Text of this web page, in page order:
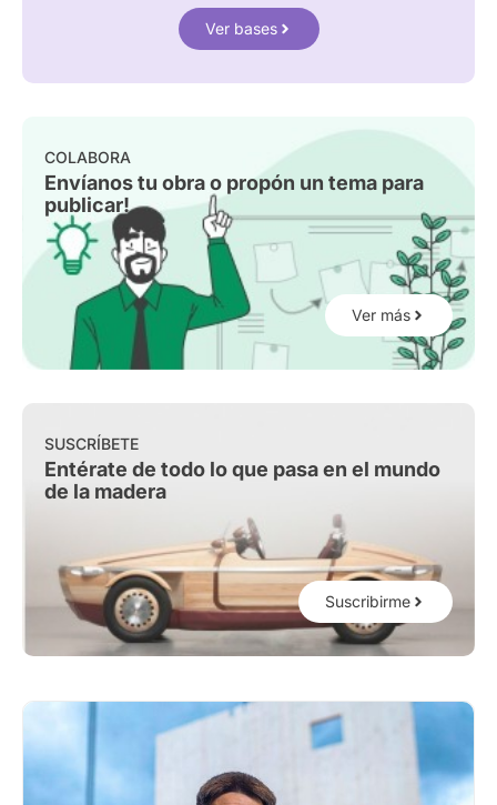
Ver bases
COLABORA
Envíanos tu obra o propón un tema para
publicar!
Ver más
SUSCRÍBETE
Entérate de todo lo que pasa en el mundo
de la madera
Suscribirme